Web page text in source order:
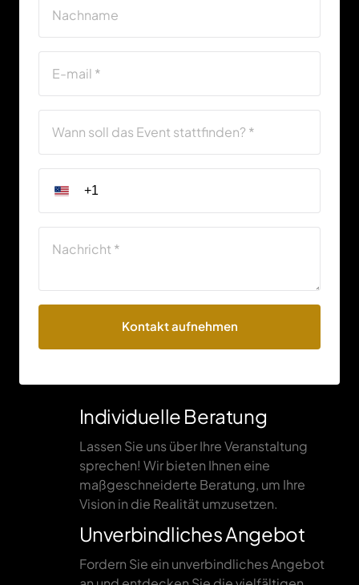
Kontakt aufnehmen
Individuelle Beratung
Lassen Sie uns über Ihre Veranstaltung
sprechen! Wir bieten Ihnen eine
maßgeschneiderte Beratung, um Ihre
Vision in die Realität umzusetzen.
Unverbindliches Angebot
Fordern Sie ein unverbindliches Angebot